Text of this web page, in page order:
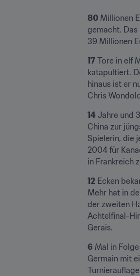
80 Millionen
gemacht.
39 Millionen
17 Tore in elf
katapultiert.
hinaus ist er
Chris
14 Jahre und
China zur
Spielerin, die
2004 für
in Frankreich
12 Ecken
Mehr hat in
der zweiten
Achtelfinal-
Gerais.
6 Mal in
Germain mit